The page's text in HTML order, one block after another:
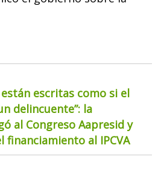
escritas como si el
delincuente”: la
al Congreso Aapresid y
financiamiento al IPCVA